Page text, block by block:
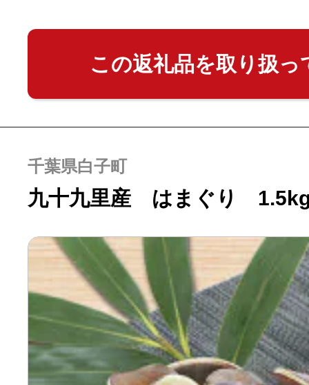
この返礼品を取り扱っ
千葉県白子町
九十九里産 はまぐり